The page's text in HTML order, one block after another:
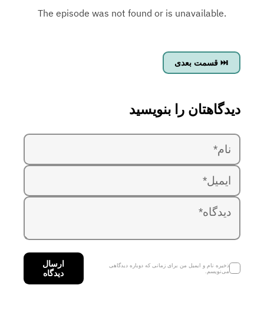
قسمت بعدی ⏭
دیدگاهتان را بنویسید
ذخیره نام و ایمیل من برای زمانی که دوباره دیدگاهی
می‌نویسم.
ارسال
دیدگاه